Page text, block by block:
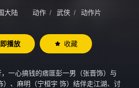
大陆 动作 / 武侠 / 动作片
播放 收藏
一心搞钱的痞匪彭一男（张晋饰）与
）、麻明（宁桓宇 饰）结伴走江湖、讨